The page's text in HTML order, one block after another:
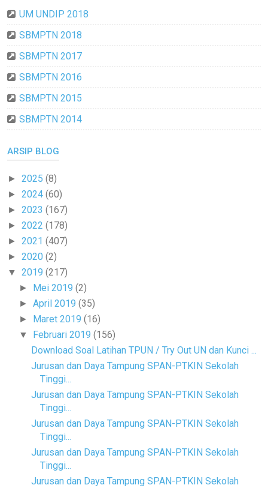
UM UNDIP 2018
SBMPTN 2018
SBMPTN 2017
SBMPTN 2016
SBMPTN 2015
SBMPTN 2014
ARSIP BLOG
► 2025 (8)
► 2024 (60)
► 2023 (167)
► 2022 (178)
► 2021 (407)
► 2020 (2)
▼ 2019 (217)
► Mei 2019(2)
►April 2019(35)
► Maret 2019(16)
▼ Februari 2019(156)
Download Soal Latihan TPUN / Try Out UN dan Kunci ...
Jurusan dan Daya Tampung SPAN-PTKIN Sekolah
Tinggi...
Jurusan dan Daya Tampung SPAN-PTKIN Sekolah
Tinggi...
Jurusan dan Daya Tampung SPAN-PTKIN Sekolah
Tinggi...
Jurusan dan Daya Tampung SPAN-PTKIN Sekolah
Tinggi...
Jurusan dan Daya Tampung SPAN-PTKIN Sekolah